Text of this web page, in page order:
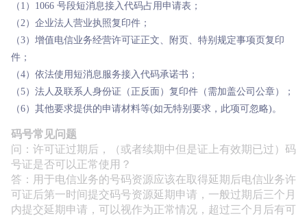
（1）1066 号段短消息接入代码占用申请表；
（2）企业法人营业执照复印件；
（3）增值电信业务经营许可证正文、附页、特别规定事项页复印
件；
（4）依法使用短消息服务接入代码承诺书；
（5）法人及联系人身份证（正反面）复印件（需加盖公司公章）；
（6）其他要求提供的申请材料等(如无特别要求，此项可忽略)。
码号常见问题
问：许可证过期后，（或者续期中但是证上有效期已过）码
号证是否可以正常使用？
答：用于电信业务的号码资源应该在取得延期后电信业务许
可证后第一时间提交码号资源延期申请，一般过期后三个月
内提交延期申请，可以视作为正常情况，超过三个月后有可